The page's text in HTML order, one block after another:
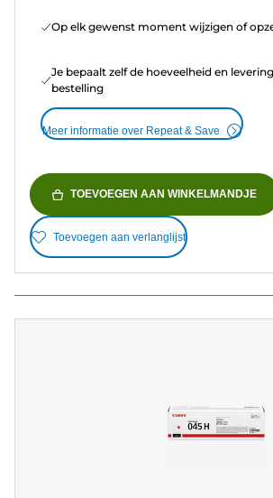
Op elk gewenst moment wijzigen of
Je bepaalt zelf de hoeveelheid en
bestelling
Meer informatie over Repeat & Save
TOEVOEGEN AAN WINKELMANDJE
Toevoegen aan verlanglijst